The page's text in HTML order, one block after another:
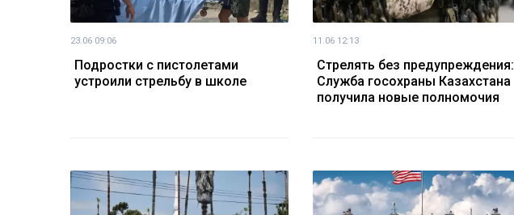
23.06 09:06
Подростки с пистолетами
устроили стрельбу в школе
11.06 12:13
Стрелять без предупреждения:
Служба госохраны Казахстана
получила новые полномочия